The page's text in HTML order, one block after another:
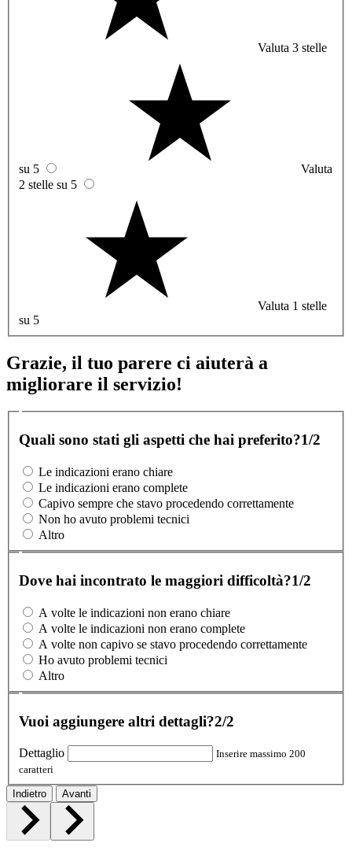
Valuta 3 stelle
su 5
Valuta
2 stelle su 5
Valuta 1 stelle
su 5
Grazie, il tuo parere ci aiuterà a
migliorare il servizio!
Quali sono stati gli aspetti che hai preferito?1/2
Le indicazioni erano chiare
Le indicazioni erano complete
Capivo sempre che stavo procedendo correttamente
Non ho avuto problemi tecnici
Altro
Dove hai incontrato le maggiori difficoltà?1/2
A volte le indicazioni non erano chiare
A volte le indicazioni non erano complete
A volte non capivo se stavo procedendo correttamente
Ho avuto problemi tecnici
Altro
Vuoi aggiungere altri dettagli?2/2
Dettaglio
Inserire massimo 200
caratteri
Indietro Avanti